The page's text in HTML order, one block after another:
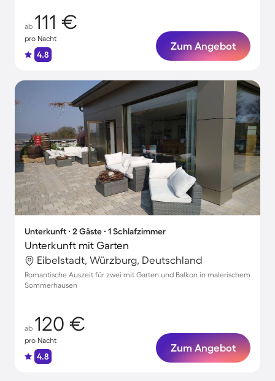
ab 111 €
pro Nacht
4.8
Zum Angebot
Unterkunft ∙ 2 Gäste ∙ 1 Schlafzimmer
Unterkunft mit Garten
Eibelstadt, Würzburg, Deutschland
Romantische Auszeit für zwei mit Garten und Balkon in malerischem
Sommerhausen
ab 120 €
pro Nacht
4.8
Zum Angebot